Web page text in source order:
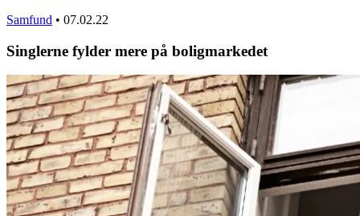
Samfund • 07.02.22
Singlerne fylder mere på boligmarkedet